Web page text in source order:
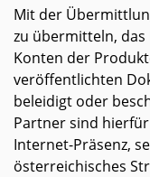
Mit der
zu übermitteln,
Konten der
veröffentlichten
beleidigt oder
Partner sind
Internet-Präsenz,
österreichisches